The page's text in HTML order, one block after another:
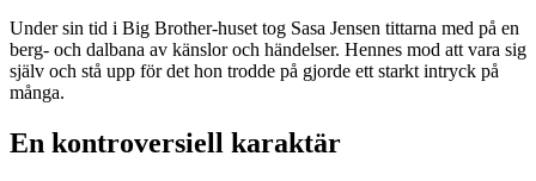
Under sin tid i Big Brother-huset tog Sasa Jensen tittarna med på en
berg- och dalbana av känslor och händelser. Hennes mod att vara sig
själv och stå upp för det hon trodde på gjorde ett starkt intryck på
många.
En kontroversiell karaktär